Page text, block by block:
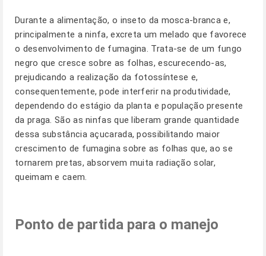
Durante a alimentação, o inseto da mosca-branca e,
principalmente a ninfa, excreta um melado que favorece
o desenvolvimento de fumagina. Trata-se de um fungo
negro que cresce sobre as folhas, escurecendo-as,
prejudicando a realização da fotossíntese e,
consequentemente, pode interferir na produtividade,
dependendo do estágio da planta e população presente
da praga. São as ninfas que liberam grande quantidade
dessa substância açucarada, possibilitando maior
crescimento de fumagina sobre as folhas que, ao se
tornarem pretas, absorvem muita radiação solar,
queimam e caem.
Ponto de partida para o manejo